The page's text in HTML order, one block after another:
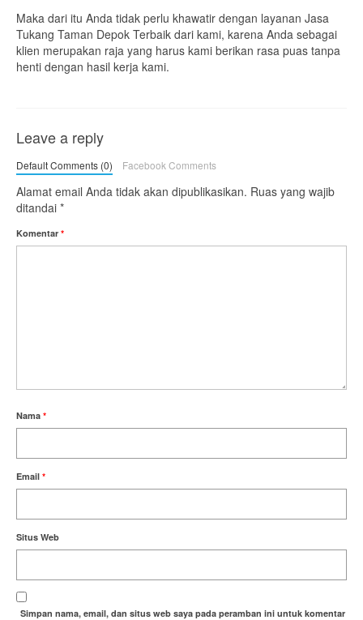
Maka dari itu Anda tidak perlu khawatir dengan layanan Jasa
Tukang Taman Depok Terbaik dari kami, karena Anda sebagai
klien merupakan raja yang harus kami berikan rasa puas tanpa
henti dengan hasil kerja kami.
Leave a reply
Default Comments (0) Facebook Comments
Alamat email Anda tidak akan dipublikasikan. Ruas yang wajib
ditandai *
Komentar *
Nama *
Email *
Situs Web
Simpan nama, email, dan situs web saya pada peramban ini untuk komentar